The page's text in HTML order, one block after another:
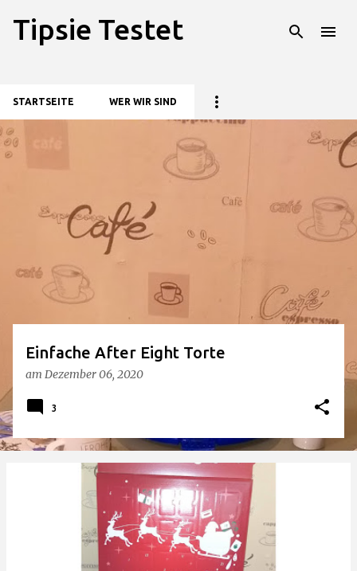
Direkt zum Hauptbereich
Tipsie Testet
STARTSEITE WER WIR SIND
P
Einfache After Eight Torte
am Dezember 06, 2020
3